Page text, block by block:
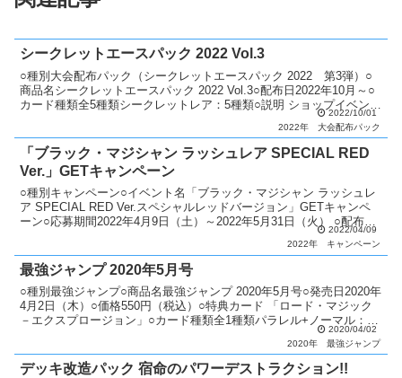
シークレットエースパック 2022 Vol.3
○種別大会配布パック（シークレットエースパック 2022 第3弾）○
商品名シークレットエースパック 2022 Vol.3○配布日2022年10月～○
カード種類全5種類シークレットレア：5種類○説明 ショップイベント
2022/10/01
2022年
大会配布パック
「ブラック・マジシャン ラッシュレア SPECIAL RED
Ver.」GETキャンペーン
○種別キャンペーン○イベント名「ブラック・マジシャン ラッシュレ
ア SPECIAL RED Ver.スペシャルレッドバージョン」GETキャンペ
ーン○応募期間2022年4月9日（土）～2022年5月31日（火） ○配布カ
2022/04/09
2022年
キャンペーン
最強ジャンプ 2020年5月号
○種別最強ジャンプ○商品名最強ジャンプ 2020年5月号○発売日2020年
4月2日（木）○価格550円（税込）○特典カード 「ロード・マジック
－エクスプロージョン」○カード種類全1種類パラレル+ノーマル：1
2020/04/02
2020年
最強ジャンプ
デッキ改造パック 宿命のパワーデストラクション!!